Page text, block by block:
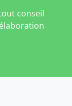
conseil